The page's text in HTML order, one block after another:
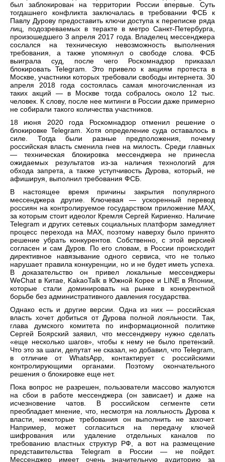
был заблокирован на территории России впервые. Суть
тогдашнего конфликта заключалась в требовании ФСБ к
Павлу Дурову предоставить ключи доступа к переписке ряда
лиц, подозреваемых в теракте в метро Санкт-Петербурга,
произошедшего 3 апреля 2017 года. Владелец мессенджера
сослался на техническую невозможность выполнения
требования, а также упомянул о свободе слова. ФСБ
выиграла суд, после чего Роскомнадзор приказал
блокировать Telegram. Это привело к акциям протеста в
Москве, участники которых требовали свободы интернета. 30
апреля 2018 года состоялась самая многочисленная из
таких акций — в Москве тогда собралось около 12 тыс.
человек. К слову, после нее митинги в России даже примерно
не собирали такого количества участников.
18 июня 2020 года Роскомнадзор отменил решение о
блокировке Telegram. Хотя определение суда оставалось в
силе. Тогда были разные предположения, почему
российская власть сменила гнев на милость. Среди главных
— техническая блокировка мессенджера не принесла
ожидаемых результатов из-за наличия технологий для
обхода запрета, а также уступчивость Дурова, который, не
афишируя, выполнил требования ФСБ.
В настоящее время причины закрытия популярного
мессенджера другие. Ключевая — ускоренный перевод
россиян на контролируемое государством приложение МАХ,
за которым стоит идеолог Кремля Сергей Кириенко. Наличие
Telegram и других сетевых социальных платформ замедляет
процесс перехода на МАХ, поэтому наверху было принято
решение убрать конкурентов. Собственно, с этой версией
согласен и сам Дуров. По его словам, в России происходит
директивное навязывание одного сервиса, что не только
нарушает правила конкуренции, но и не будет иметь успеха.
В доказательство он привел локальные мессенджеры
WeChat в Китае, KakaoTalk в Южной Корее и LINE в Японии,
которые стали доминировать на рынке в конкурентной
борьбе без административного давления государства.
Однако есть и другие версии. Одна из них — российская
власть хочет добиться от Дурова полной лояльности. Так,
глава думского комитета по информационной политике
Сергей Боярский заявил, что мессенджеру нужно сделать
«еще несколько шагов», чтобы к нему не было претензий.
Что это за шаги, депутат не сказал, но добавил, что Telegram,
в отличие от WhatsApp, контактирует с российскими
контролирующими органами. Поэтому окончательного
решения о блокировке еще нет.
Пока вопрос не разрешен, пользователи массово жалуются
на сбои в работе мессенджера (он зависает) и даже на
исчезновение чатов. В российском сегменте сети
преобладает мнение, что, несмотря на лояльность Дурова к
власти, некоторые требования он выполнить не захочет.
Например, может согласиться на передачу ключей
шифрования или удаление отдельных каналов по
требованию властных структур РФ, а вот на размещение
представительства Telegram в России — не пойдет.
Мессенджер имеет очень значительную аудиторию за